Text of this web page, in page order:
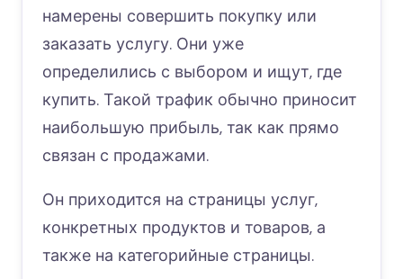
намерены совершить покупку или
заказать услугу. Они уже
определились с выбором и ищут, где
купить. Такой трафик обычно приносит
наибольшую прибыль, так как прямо
связан с продажами.
Он приходится на страницы услуг,
конкретных продуктов и товаров, а
также на категорийные страницы.